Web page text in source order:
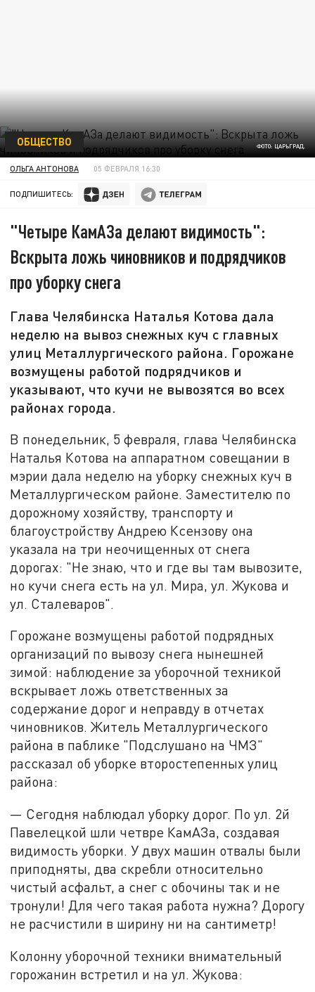
ФОТО: ЦАРЬГРАД.
ОБЩЕСТВО
ОЛЬГА АНТОНОВА 05 ФЕВРАЛЯ 16:30
ПОДПИШИТЕСЬ:
"Четыре КамАЗа делают видимость":
Вскрыта ложь чиновников и подрядчиков
про уборку снега
Глава Челябинска Наталья Котова дала
неделю на вывоз снежных куч с главных
улиц Металлургического района. Горожане
возмущены работой подрядчиков и
указывают, что кучи не вывозятся во всех
районах города.
В понедельник, 5 февраля, глава Челябинска
Наталья Котова на аппаратном совещании в
мэрии дала неделю на уборку снежных куч в
Металлургическом районе. Заместителю по
дорожному хозяйству, транспорту и
благоустройству Андрею Ксензову она
указала на три неочищенных от снега
дорогах: "Не знаю, что и где вы там вывозите,
но кучи снега есть на ул. Мира, ул. Жукова и
ул. Сталеваров".
Горожане возмущены работой подрядных
организаций по вывозу снега нынешней
зимой: наблюдение за уборочной техникой
вскрывает ложь ответственных за
содержание дорог и неправду в отчетах
чиновников. Житель Металлургического
района в паблике "Подслушано на ЧМЗ"
рассказал об уборке второстепенных улиц
района:
— Сегодня наблюдал уборку дорог. По ул. 2й
Павелецкой шли четвре КамАЗа, создавая
видимость уборки. У двух машин отвалы были
приподняты, два скребли относительно
чистый асфальт, а снег с обочины так и не
тронули! Для чего такая работа нужна? Дорогу
не расчистили в ширину ни на сантиметр!
Колонну уборочной техники внимательный
горожанин встретил и на ул. Жукова: